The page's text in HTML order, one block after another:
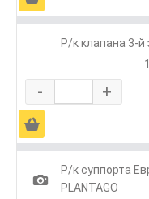
Р/к клапана 3-
- +
Ä
1
Р/к суппорта
PLANTAGO